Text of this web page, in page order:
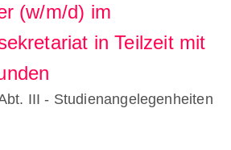
(w/m/d) im
in Teilzeit mit
III - Studienangelegenheiten